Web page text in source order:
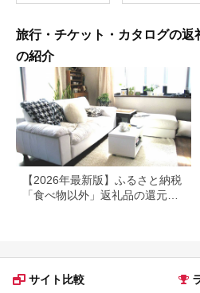
旅行・チケット・カタログの返
の紹介
【2026年最新版】ふるさと納税
「食べ物以外」返礼品の還元率
サイト比較